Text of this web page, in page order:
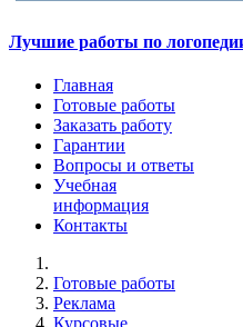
Лучшие работы по
Главная
Готовые работы
Заказать работу
Гарантии
Вопросы и ответы
Учебная
информация
Контакты
Готовые работы
Реклама
Курсовые